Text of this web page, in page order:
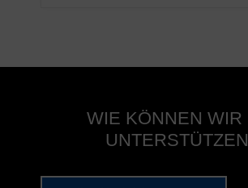
WIE KÖNNEN WIR